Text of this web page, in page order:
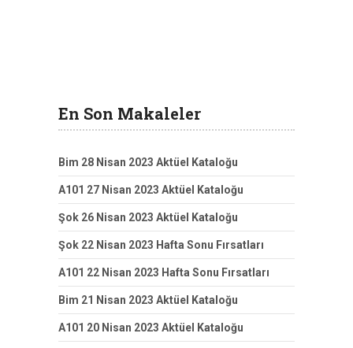
En Son Makaleler
Bim 28 Nisan 2023 Aktüel Kataloğu
A101 27 Nisan 2023 Aktüel Kataloğu
Şok 26 Nisan 2023 Aktüel Kataloğu
Şok 22 Nisan 2023 Hafta Sonu Fırsatları
A101 22 Nisan 2023 Hafta Sonu Fırsatları
Bim 21 Nisan 2023 Aktüel Kataloğu
A101 20 Nisan 2023 Aktüel Kataloğu